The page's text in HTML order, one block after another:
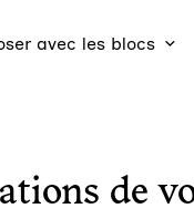
avec les blocs
de